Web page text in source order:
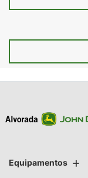
Equipamentos